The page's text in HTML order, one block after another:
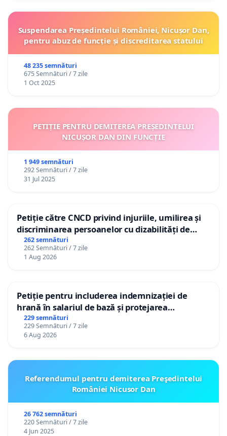
Suspendarea Președintelui României, Nicușor Dan,
pentru abuz de funcție și discreditarea statului
48 235 semnături
675 Semnături / 7 zile
1 Oct 2025
PETIȚIE PENTRU DEMITEREA PREȘEDINTELUI
NICUȘOR DAN DIN FUNCȚIE
1 949 semnături
292 Semnături / 7 zile
31 Jul 2025
Petiție către CNCD privind injuriile, umilirea și
discriminarea persoanelor cu dizabilități de
către utilizatorul TikTok „Gorici”
262 semnături
262 Semnături / 7 zile
1 Aug 2026
Petiție pentru includerea indemnizației de
hrană în salariul de bază și protejarea
gradațiilor de vechime pentru asistenții
personali
229 semnături
229 Semnături / 7 zile
6 Aug 2026
Referendumul pentru demiterea Preşedintelui
României Nicusor Dan
26 762 semnături
220 Semnături / 7 zile
4 Jun 2025